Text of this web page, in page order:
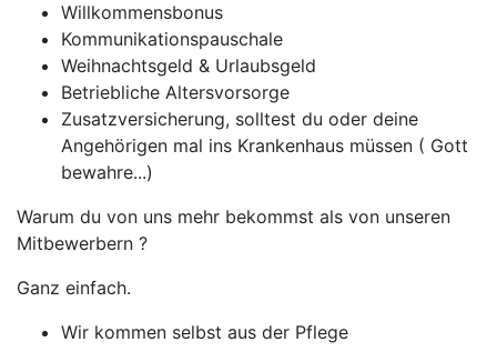
Willkommensbonus
Kommunikationspauschale
Weihnachtsgeld & Urlaubsgeld
Betriebliche Altersvorsorge
Zusatzversicherung, solltest du oder deine
Angehörigen mal ins Krankenhaus müssen ( Gott
bewahre...)
Warum du von uns mehr bekommst als von unseren
Mitbewerbern ?
Ganz einfach.
Wir kommen selbst aus der Pflege